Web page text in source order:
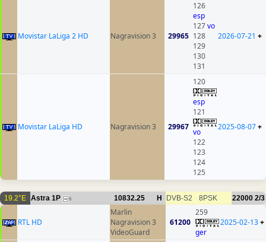
Movistar LaLiga 2 HD Nagravision 3 29965
126
esp
127vo
128
129
130
131
2026-07-21 +
Movistar LaLiga HD Nagravision 3 29967
120
esp
121
vo
122
123
124
125
2025-08-07+
19.2°E Astra 1P 6 10832.25 H DVB-S2 8PSK 22000 2/3
RTL HD
Marlin
Nagravision 3
VideoGuard
61200
259
ger
2025-02-13+